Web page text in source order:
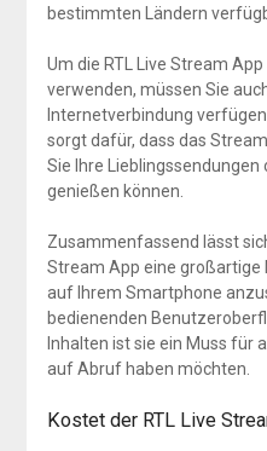
bestimmten Ländern
Um die RTL Live Stream
verwenden, müssen Sie
Internetverbindung
sorgt dafür, dass das
Sie Ihre
genießen können.
Zusammenfassend lässt
Stream App eine großartige
auf Ihrem Smartphone
bedienenden
Inhalten ist sie ein Muss für
auf Abruf haben möchten.
Kostet der RTL Live